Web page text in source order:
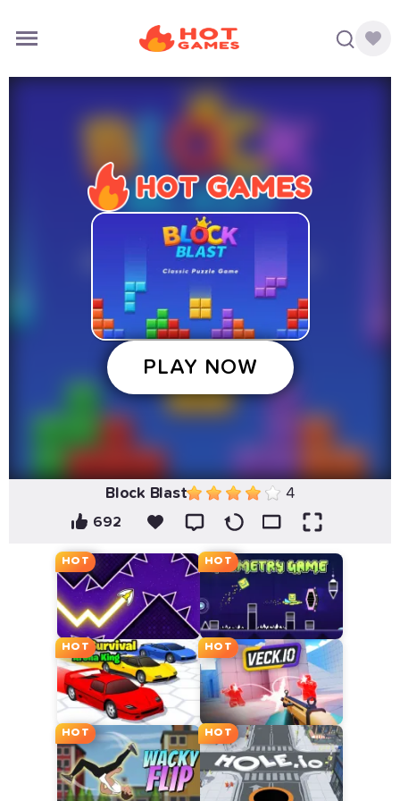
Block Blast 4
692
HOT HOT
HOT HOT
HOT HOT